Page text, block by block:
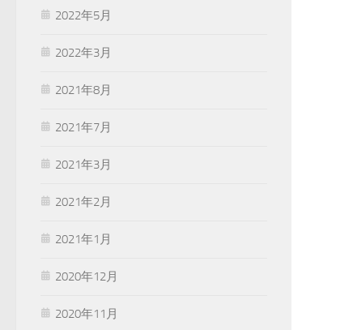
2022年5月
2022年3月
2021年8月
2021年7月
2021年3月
2021年2月
2021年1月
2020年12月
2020年11月